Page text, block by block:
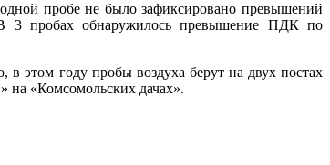
пробе не было зафиксировано превышений
3 пробах обнаружилось превышение ПДК по
этом году пробы воздуха берут на двух постах
на «Комсомольских дачах».